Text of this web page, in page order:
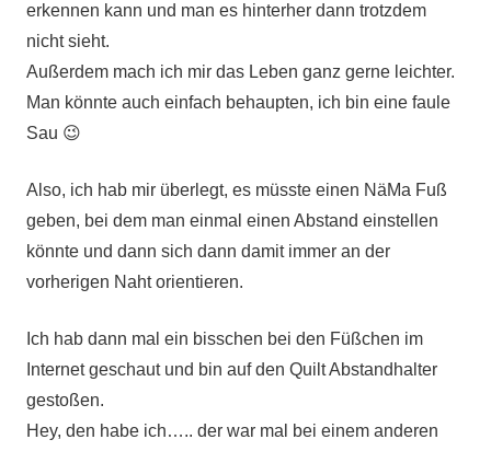
erkennen kann und man es hinterher dann trotzdem
nicht sieht.
Außerdem mach ich mir das Leben ganz gerne leichter.
Man könnte auch einfach behaupten, ich bin eine faule
Sau 😉
Also, ich hab mir überlegt, es müsste einen NäMa Fuß
geben, bei dem man einmal einen Abstand einstellen
könnte und dann sich dann damit immer an der
vorherigen Naht orientieren.
Ich hab dann mal ein bisschen bei den Füßchen im
Internet geschaut und bin auf den Quilt Abstandhalter
gestoßen.
Hey, den habe ich….. der war mal bei einem anderen